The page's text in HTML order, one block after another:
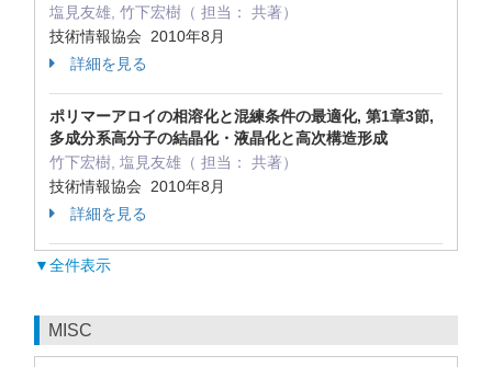
塩見友雄, 竹下宏樹（ 担当： 共著）
技術情報協会 2010年8月
詳細を見る
ポリマーアロイの相溶化と混練条件の最適化, 第1章3節,
多成分系高分子の結晶化・液晶化と高次構造形成
竹下宏樹, 塩見友雄（ 担当： 共著）
技術情報協会 2010年8月
詳細を見る
▼全件表示
MISC